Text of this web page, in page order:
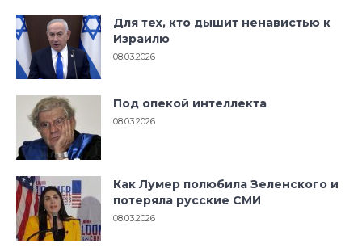
Для тех, кто дышит ненавистью к
Израилю
08.03.2026
Под опекой интеллекта
08.03.2026
Как Лумер полюбила Зеленского и
потеряла русские СМИ
08.03.2026